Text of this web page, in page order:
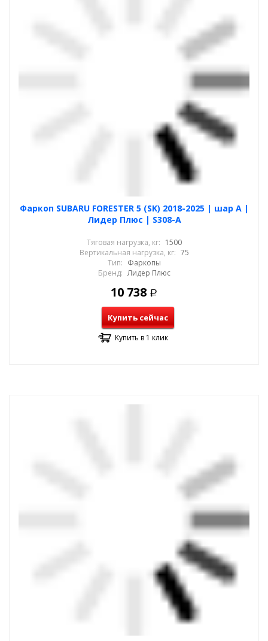
Фаркоп SUBARU FORESTER 5 (SK) 2018-2025 | шар A |
Лидер Плюс | S308-A
Тяговая нагрузка, кг: 1500
Вертикальная нагрузка, кг: 75
Тип: Фаркопы
Бренд: Лидер Плюс
10 738 Р
Купить сейчас
Купить в 1 клик